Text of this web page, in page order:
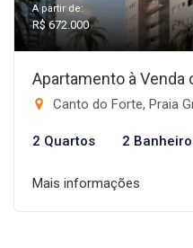
A partir de:
R$ 672.000
Apartamento à Venda
Canto do Forte, Praia
2 Quartos 2
Mais informações